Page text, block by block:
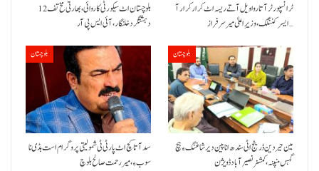
بلوچستان اٹ سیکورٹی کاروائی، بھارتی مخ تف 12
دہشتگرد خلنگار،آئی ایس پی آر
ٹرانسپورٹر آتا روا ویل آتے ریسہ اٹ کرار کرار آ
ایسر کننگک ،وزیرِ اعلیٰ میر سرفراز…
بلوچستان
سد آتا کچ اٹ پارٹی ٹی شمولیتی پروگرام است بڈی نا
سوب ءِ،میر رحمت صالح بلوچ
بلوچستان
مین حیردین ڈرینج اٹی سندھ انا پین دیر شاغنگ ءِ ہچ
گہس منپنہ،کمشنر نصیرآباد ڈویژن